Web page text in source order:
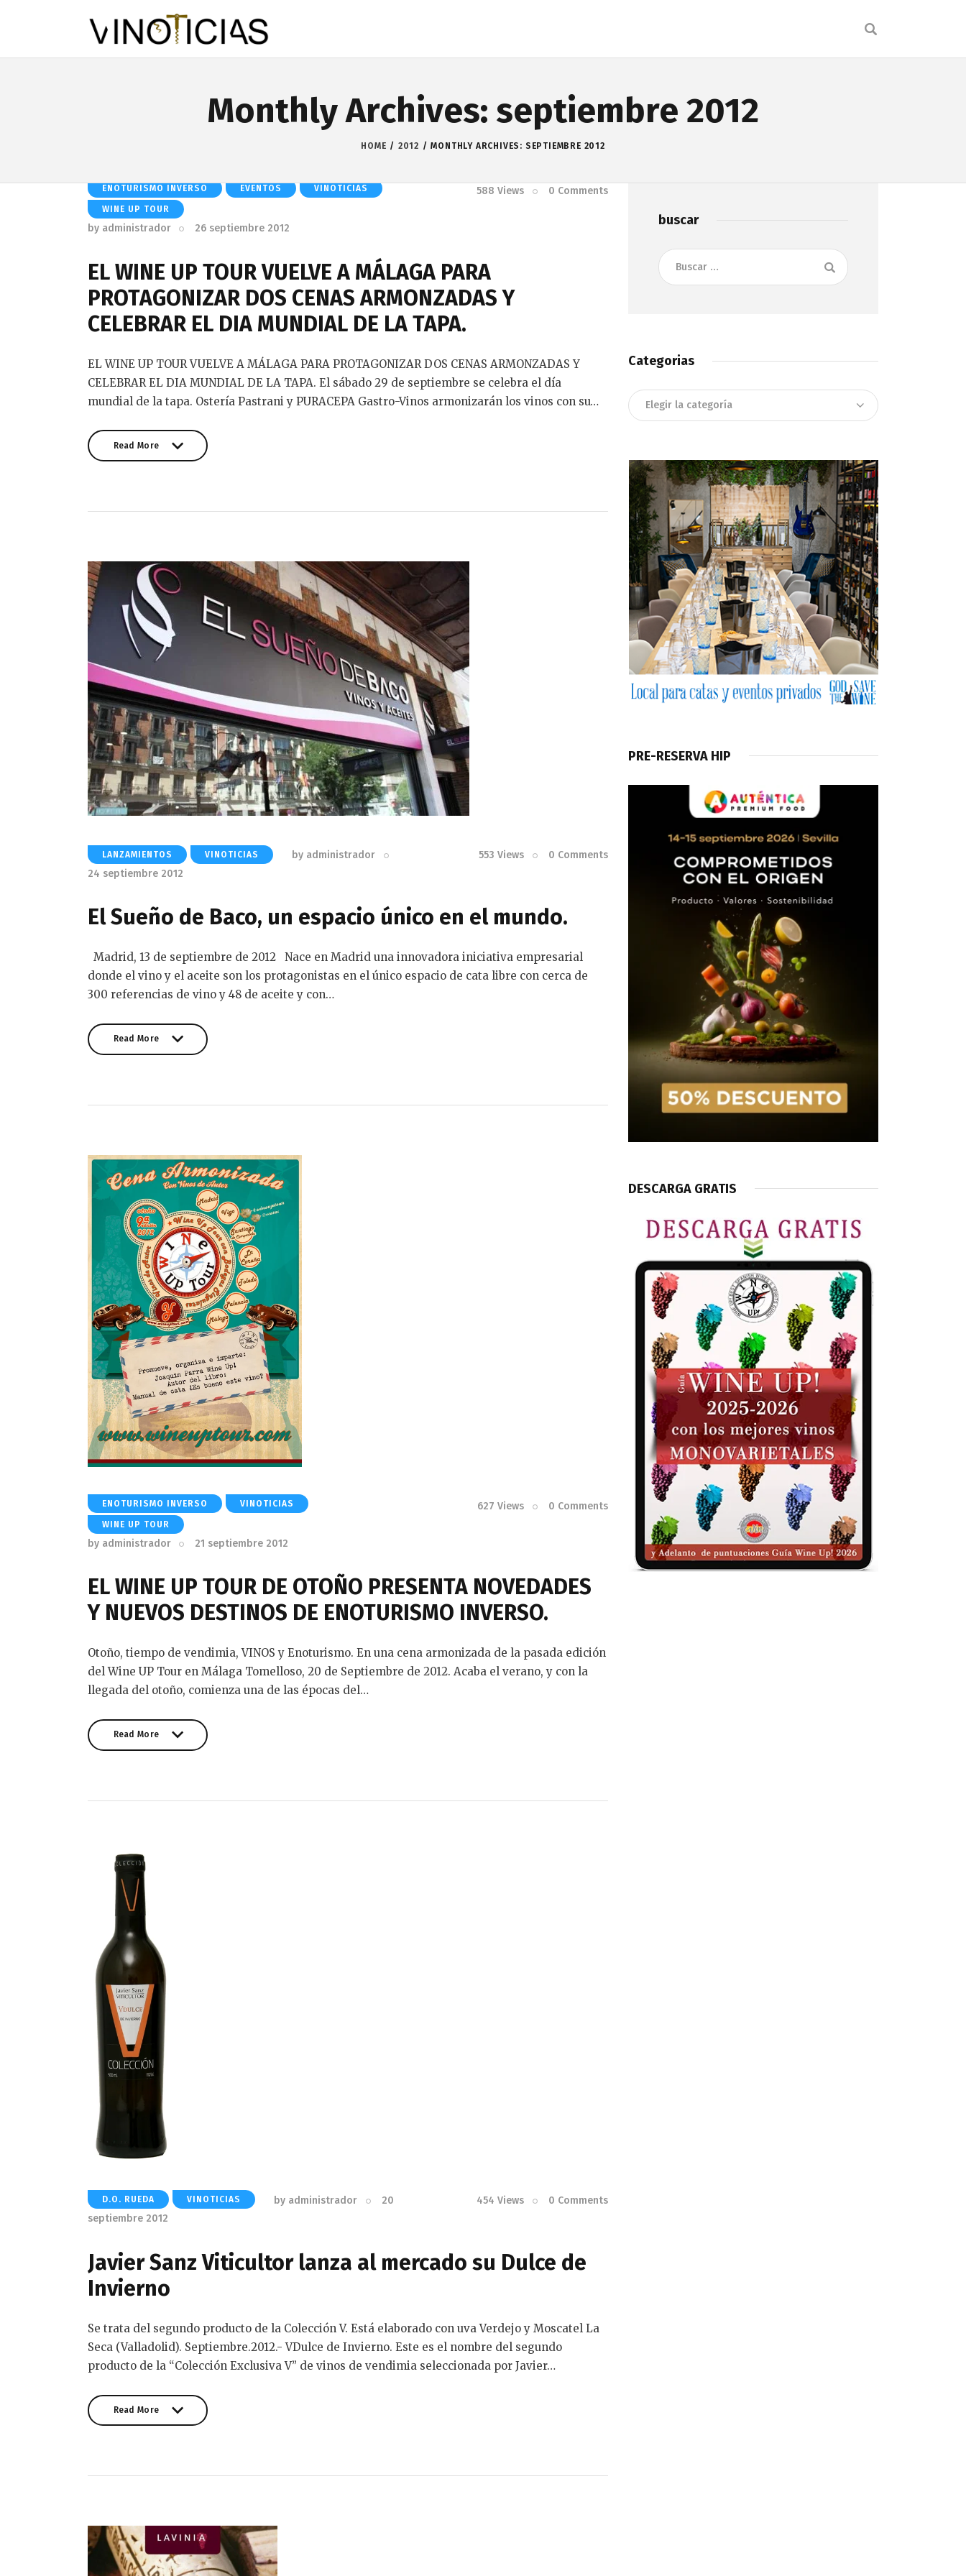
Monthly Archives: septiembre 2012
HOME 2012 MONTHLY ARCHIVES: SEPTIEMBRE 2012
ENOTURISMO INVERSO EVENTOS VINOTICIAS
WINE UP TOUR
by administrador 26 septiembre 2012
588 Views 0 Comments
EL WINE UP TOUR VUELVE A MÁLAGA PARA
PROTAGONIZAR DOS CENAS ARMONZADAS Y
CELEBRAR EL DIA MUNDIAL DE LA TAPA.
EL WINE UP TOUR VUELVE A MÁLAGA PARA PROTAGONIZAR DOS CENAS ARMONZADAS Y
CELEBRAR EL DIA MUNDIAL DE LA TAPA. El sábado 29 de septiembre se celebra el día
mundial de la tapa. Ostería Pastrani y PURACEPA Gastro-Vinos armonizarán los vinos con su…
Read More
LANZAMIENTOS VINOTICIAS by administrador
24 septiembre 2012
553 Views 0 Comments
El Sueño de Baco, un espacio único en el mundo.
Madrid, 13 de septiembre de 2012 Nace en Madrid una innovadora iniciativa empresarial
donde el vino y el aceite son los protagonistas en el único espacio de cata libre con cerca de
300 referencias de vino y 48 de aceite y con…
Read More
ENOTURISMO INVERSO VINOTICIAS
WINE UP TOUR
by administrador 21 septiembre 2012
627 Views 0 Comments
EL WINE UP TOUR DE OTOÑO PRESENTA NOVEDADES
Y NUEVOS DESTINOS DE ENOTURISMO INVERSO.
Otoño, tiempo de vendimia, VINOS y Enoturismo. En una cena armonizada de la pasada edición
del Wine UP Tour en Málaga Tomelloso, 20 de Septiembre de 2012. Acaba el verano, y con la
llegada del otoño, comienza una de las épocas del…
Read More
D.O. RUEDA VINOTICIAS by administrador
20
septiembre 2012
454 Views 0 Comments
Javier Sanz Viticultor lanza al mercado su Dulce de
Invierno
Se trata del segundo producto de la Colección V. Está elaborado con uva Verdejo y Moscatel La
Seca (Valladolid). Septiembre.2012.- VDulce de Invierno. Este es el nombre del segundo
producto de la “Colección Exclusiva V” de vinos de vendimia seleccionada por Javier…
Read More
buscar
Buscar:
Categorias
Categorias
PRE-RESERVA HIP
DESCARGA GRATIS